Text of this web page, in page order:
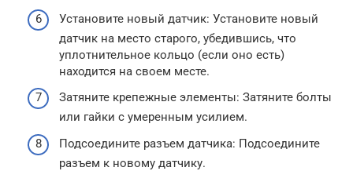
Установите новый датчик: Установите новый
датчик на место старого, убедившись, что
уплотнительное кольцо (если оно есть)
находится на своем месте.
Затяните крепежные элементы: Затяните болты
или гайки с умеренным усилием.
Подсоедините разъем датчика: Подсоедините
разъем к новому датчику.